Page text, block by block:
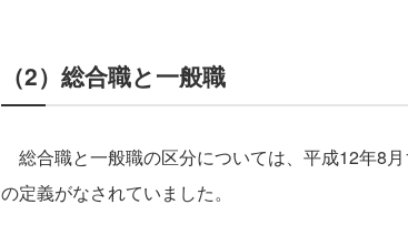
（2）総合職と一般職
総合職と一般職の区分については、平成12年8
の定義がなされていました。